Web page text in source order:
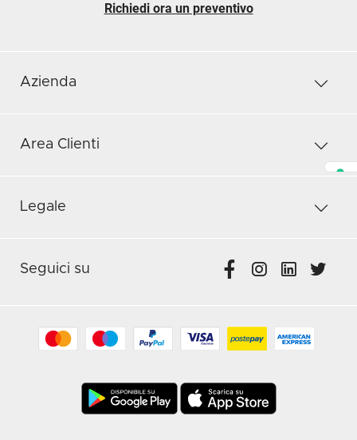
Richiedi ora un preventivo
Azienda
Area Clienti
Legale
Seguici su